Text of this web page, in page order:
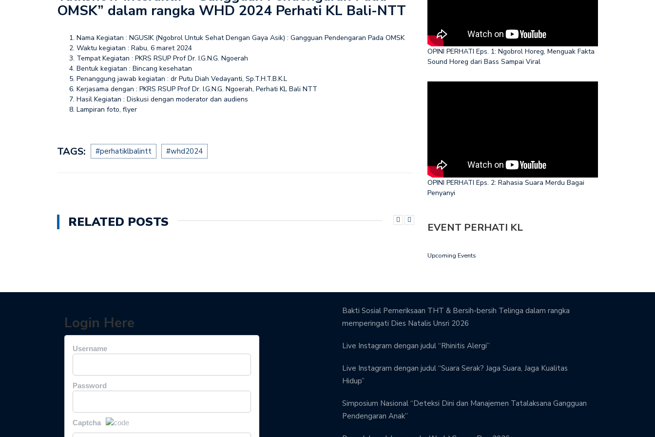
Penyuluhan dalam rangka World Cancer Day 2026
OMSK” dalam rangka WHD 2024 Perhati KL Bali-NTT
Nama Kegiatan : NGUSIK (Ngobrol Untuk Sehat Dengan Gaya Asik) : Gangguan Pendengaran Pada OMSK
Waktu kegiatan : Rabu, 6 maret 2024
Tempat Kegiatan : PKRS RSUP Prof Dr. I.G.N.G. Ngoerah
Bentuk kegiatan : Bincang kesehatan
Penanggung jawab kegiatan : dr Putu Diah Vedayanti, Sp.T.H.T.B.K.L
Kerjasama dengan : PKRS RSUP Prof Dr. I.G.N.G. Ngoerah, Perhati KL Bali NTT
Hasil Kegiatan : Diskusi dengan moderator dan audiens
⁠Lampiran foto, flyer
TAGS: #perhatiklbalintt #whd2024
RELATED POSTS
OPINI PERHATI Eps. 1: Ngobrol Horeg, Menguak Fakta
Sound Horeg dari Bass Sampai Viral
OPINI PERHATI Eps. 2: Rahasia Suara Merdu Bagai
Penyanyi
EVENT PERHATI KL
Upcoming Events
Login Here
Username
Password
Captcha
Bakti Sosial Pemeriksaan THT & Bersih-bersih Telinga dalam rangka
memperingati Dies Natalis Unsri 2026
Live Instagram dengan judul “Rhinitis Alergi”
Live Instagram dengan judul “Suara Serak? Jaga Suara, Jaga Kualitas
Hidup”
Simposium Nasional “Deteksi Dini dan Manajemen Tatalaksana Gangguan
Pendengaran Anak”